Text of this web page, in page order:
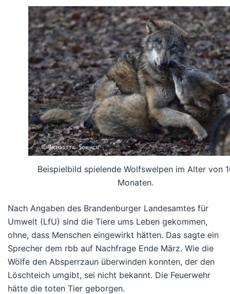
Beispielbild spielende Wolfswelpen im Alter von
Monaten.
Nach Angaben des Brandenburger Landesamtes für
Umwelt (LfU) sind die Tiere ums Leben gekommen,
ohne, dass Menschen eingewirkt hätten. Das sagte ein
Sprecher dem rbb auf Nachfrage Ende März. Wie die
Wölfe den Absperrzaun überwinden konnten, der den
Löschteich umgibt, sei nicht bekannt. Die Feuerwehr
hätte die toten Tier geborgen.